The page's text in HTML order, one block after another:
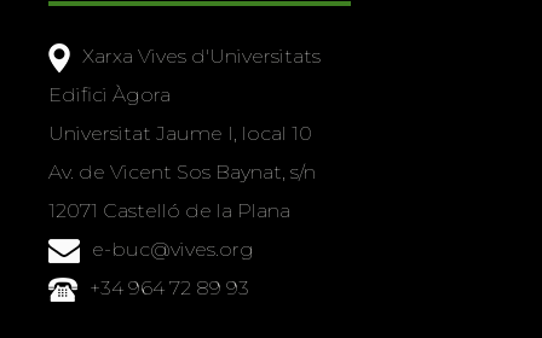
Xarxa Vives d'Universitats
Edifici Àgora
Universitat Jaume I, local 10
Av. de Vicent Sos Baynat, s/n
12071 Castelló de la Plana
e-buc@vives.org
+34 964 72 89 93